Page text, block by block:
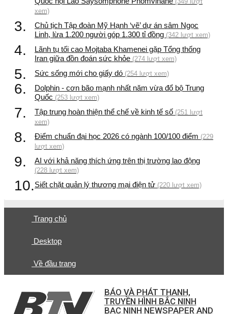
xem)
3.
Chủ tịch Tập đoàn Mỹ Hạnh ‘vẽ’ dự án sâm Ngọc
Linh, lừa 1.200 người góp 1.300 tỉ đồng (342 lượt xem)
4.
Lãnh tụ tối cao Mojtaba Khamenei gặp Tổng thống
Iran giữa đồn đoán sức khỏe (274 lượt xem)
5. Sức sống mới cho giấy dó (254 lượt xem)
6.
Dolphin - cơn bão mạnh nhất năm vừa đổ bộ Trung
Quốc (253 lượt xem)
7. Tập trung hoàn thiện thể chế về kinh tế số (251 lượt
xem)
8. Điểm chuẩn đại học 2026 có ngành 100/100 điểm (229
lượt xem)
9. AI với khả năng thích ứng trên thị trường lao động
(228 lượt xem)
10.Siết chặt quản lý thương mại điện tử (220 lượt xem)
Trang chủ
Desktop
Về đầu trang
BÁO VÀ PHÁT THANH,
TRUYỀN HÌNH BẮC NINH
BAC NINH NEWSPAPER AND